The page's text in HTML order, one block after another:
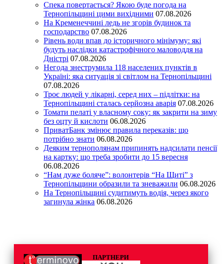
Спека повертається? Якою буде погода на
Тернопільщині цими вихідними 07.08.2026
На Кременеччині ледь не згорів будинок та
господарство 07.08.2026
Рівень води впав до історичного мінімуму: які
будуть наслідки катастрофічного маловоддя на
Дністрі 07.08.2026
Негода знеструмила 118 населених пунктів в
Україні: яка ситуація зі світлом на Тернопільщині
07.08.2026
Троє людей у лікарні, серед них – підлітки: на
Тернопільщині сталась серйозна аварія 07.08.2026
Томати пелаті у власному соку: як закрити на зиму
без оцту й кислоти 06.08.2026
ПриватБанк змінює правила переказів: що
потрібно знати 06.08.2026
Деяким тернополянам припинять надсилати пенсії
на картку: що треба зробити до 15 вересня
06.08.2026
“Нам дуже боляче”: волонтерів “На Щиті” з
Тернопільщини образили та зневажили 06.08.2026
На Тернопільщині судитимуть водія, через якого
загинула жінка 06.08.2026
ПАРТНЕРИ